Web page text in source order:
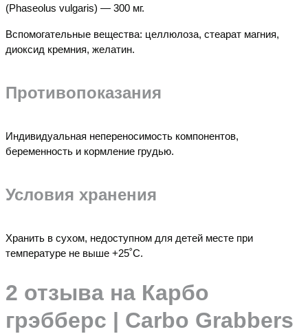
(Phaseolus vulgaris) — 300 мг.
Вспомогательные вещества: целлюлоза, стеарат магния,
диоксид кремния, желатин.
Противопоказания
Индивидуальная непереносимость компонентов,
беременность и кормление грудью.
Условия хранения
Хранить в сухом, недоступном для детей месте при
температуре не выше +25˚С.
2 отзыва на Карбо
грэбберс | Carbo Grabbers